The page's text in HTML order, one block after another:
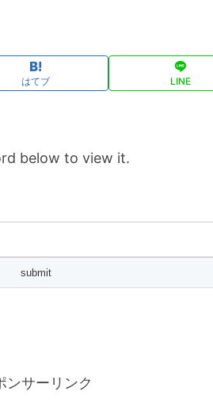
はてブ LINE
below to view it.
ンサーリンク